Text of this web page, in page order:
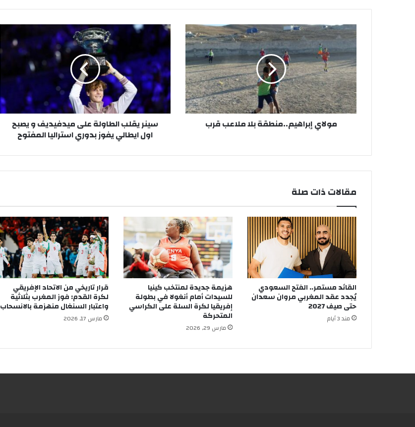
مولاي إبراهيم..منطقة بلا ملاعب قرب سينر يقلب الطاولة على ميدفيديف و يصبح
اول ايطالي يفوز بدوري استراليا المفتوح
مقالات ذات صلة
القائد مستمر.. الفتح السعودي
يُجدد عقد المغربي مروان سعدان
حتى صيف 2027
مند 3 أيام
هزيمة جديدة لمنتخب كينيا
للسيدات أمام أنغولا في بطولة
إفريقيا لكرة السلة على الكراسي
المتحركة
مارس 29, 2026
قرار تاريخي من الاتحاد الإفريقي
لكرة القدم: فوز المغرب بثلاثية
واعتبار السنغال منهزمة بالانسحاب
مارس 17, 2026